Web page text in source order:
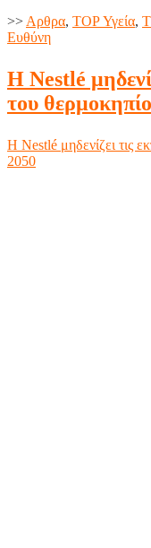
>>Aρθρα, TOP Υγεία,
Ευθύνη
Η Nestlé
του
Η Nestlé μηδενίζει τις
2050